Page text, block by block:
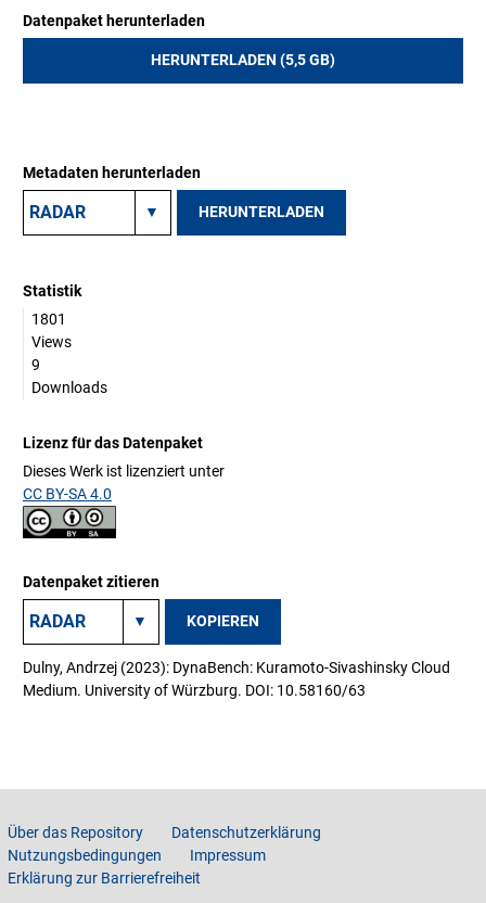
Datenpaket herunterladen
HERUNTERLADEN (5,5 GB)
Metadaten herunterladen
HERUNTERLADEN
Statistik
1801
Views
9
Downloads
Lizenz für das Datenpaket
Dieses Werk ist lizenziert unter
CC BY-SA 4.0
Datenpaket zitieren
KOPIEREN
Dulny, Andrzej (2023): DynaBench: Kuramoto-Sivashinsky Cloud
Medium. University of Würzburg. DOI: 10.58160/63
Über das Repository
Datenschutzerklärung
Nutzungsbedingungen
Impressum
Erklärung zur Barrierefreiheit